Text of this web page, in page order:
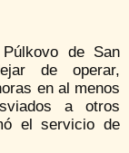
de San
de operar,
en al menos
a otros
el servicio de